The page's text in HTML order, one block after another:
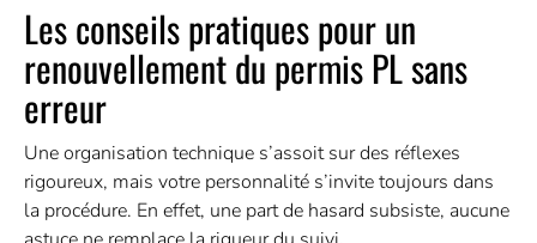
Les conseils pratiques pour un
renouvellement du permis PL sans
erreur
Une organisation technique s’assoit sur des réflexes
rigoureux, mais votre personnalité s’invite toujours dans
la procédure. En effet, une part de hasard subsiste, aucune